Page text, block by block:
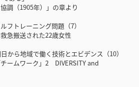
調（1905年）」の章より
トレーニング問題（7）
急搬送された22歳女性
ら地域で働く技術とエビデンス（10）
ームワーク」2 DIVERSITY and